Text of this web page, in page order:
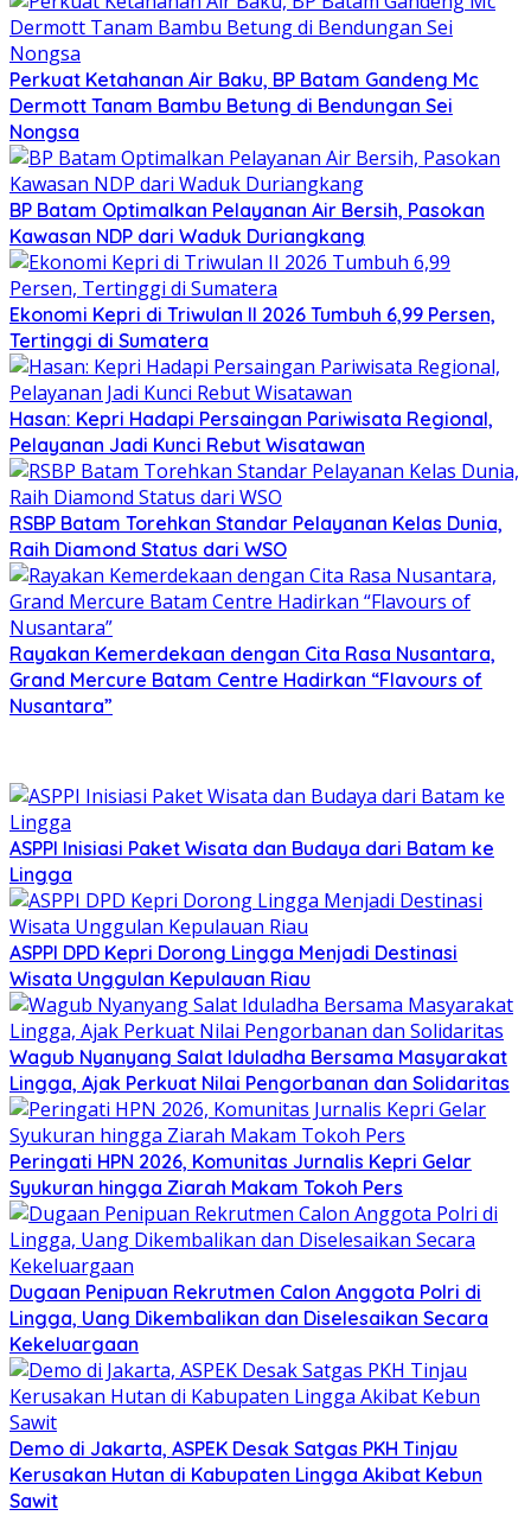
Perkuat Ketahanan Air Baku, BP Batam Gandeng Mc
Dermott Tanam Bambu Betung di Bendungan Sei
Nongsa
BP Batam Optimalkan Pelayanan Air Bersih, Pasokan
Kawasan NDP dari Waduk Duriangkang
Ekonomi Kepri di Triwulan II 2026 Tumbuh 6,99 Persen,
Tertinggi di Sumatera
Hasan: Kepri Hadapi Persaingan Pariwisata Regional,
Pelayanan Jadi Kunci Rebut Wisatawan
RSBP Batam Torehkan Standar Pelayanan Kelas Dunia,
Raih Diamond Status dari WSO
Rayakan Kemerdekaan dengan Cita Rasa Nusantara,
Grand Mercure Batam Centre Hadirkan “Flavours of
Nusantara”
ASPPI Inisiasi Paket Wisata dan Budaya dari Batam ke
Lingga
ASPPI DPD Kepri Dorong Lingga Menjadi Destinasi
Wisata Unggulan Kepulauan Riau
Wagub Nyanyang Salat Iduladha Bersama Masyarakat
Lingga, Ajak Perkuat Nilai Pengorbanan dan Solidaritas
Peringati HPN 2026, Komunitas Jurnalis Kepri Gelar
Syukuran hingga Ziarah Makam Tokoh Pers
Dugaan Penipuan Rekrutmen Calon Anggota Polri di
Lingga, Uang Dikembalikan dan Diselesaikan Secara
Kekeluargaan
Demo di Jakarta, ASPEK Desak Satgas PKH Tinjau
Kerusakan Hutan di Kabupaten Lingga Akibat Kebun
Sawit